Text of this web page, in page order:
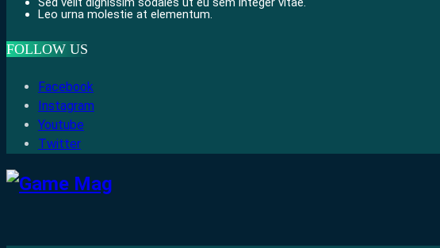
Leo urna molestie at elementum.
FOLLOW US
Facebook
Instagram
Youtube
Twitter